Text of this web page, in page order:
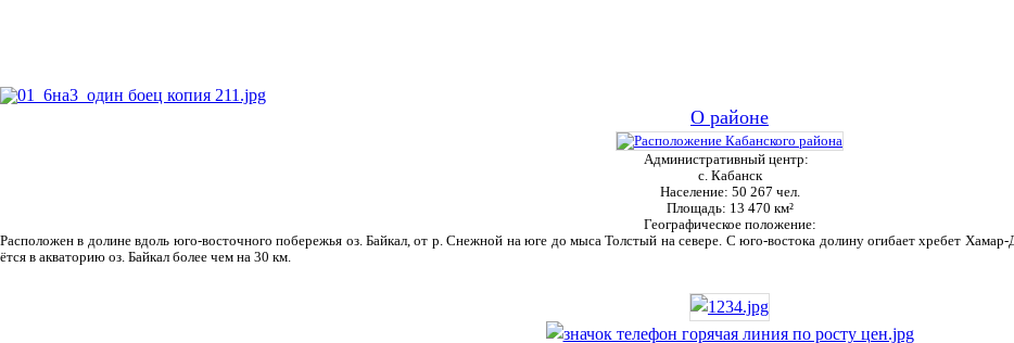
О районе
Административный центр:
с. Кабанск
Население: 50 267 чел.
Площадь: 13 470 км²
Географическое положение:
Рас­положен в долине вдоль юго-восточного побережья оз. Байкал, от р. Снежной на юге до мыса Толстый на севере. С юго-востока долину огибает хребет
ётся в акваторию оз. Байкал более чем на 30 км.